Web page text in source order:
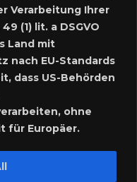
Verarbeitung Ihrer
(1) lit. a DSGVO
Land mit
nach EU-Standards
dass US-Behörden
ohne
für Europäer.